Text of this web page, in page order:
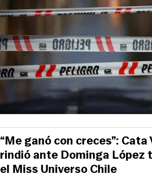
“Me ganó con creces”:
rindió ante Dominga López
el Miss Universo Chile